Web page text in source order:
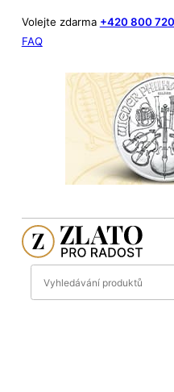
Volejte zdarma +420 800
FAQ